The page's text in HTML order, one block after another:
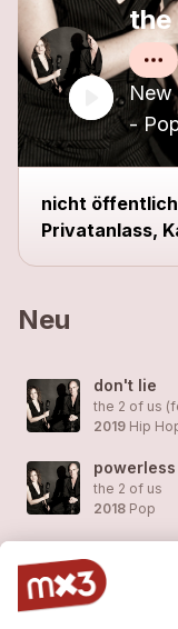
the
New
-
nicht
Privatanlass,
Neu
don't lie
the 2 of us
2019 Hip
the 2 of us
2018 Pop
the 2 of us
2018